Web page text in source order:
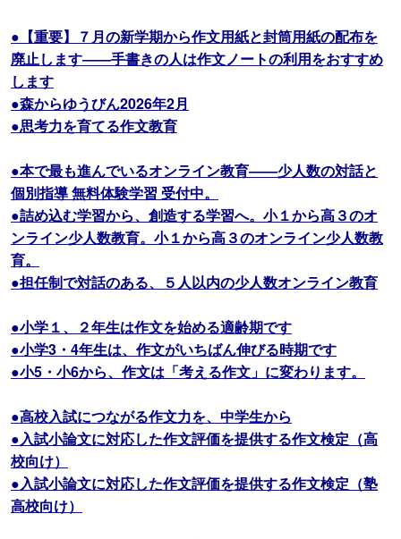
●【重要】７月の新学期から作文用紙と封筒用紙の配布を
廃止します――手書きの人は作文ノートの利用をおすすめ
します
●森からゆうびん2026年2月
●思考力を育てる作文教育
●本で最も進んでいるオンライン教育――少人数の対話と
個別指導 無料体験学習 受付中。
●詰め込む学習から、創造する学習へ。小１から高３のオ
ンライン少人数教育。小１から高３のオンライン少人数教
育。
●担任制で対話のある、５人以内の少人数オンライン教育
●小学１、２年生は作文を始める適齢期です
●小学3・4年生は、作文がいちばん伸びる時期です
●小5・小6から、作文は「考える作文」に変わります。
●高校入試につながる作文力を、中学生から
●入試小論文に対応した作文評価を提供する作文検定（高
校向け）
●入試小論文に対応した作文評価を提供する作文検定（塾
高校向け）